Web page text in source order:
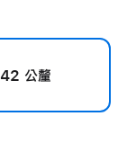
42 公釐